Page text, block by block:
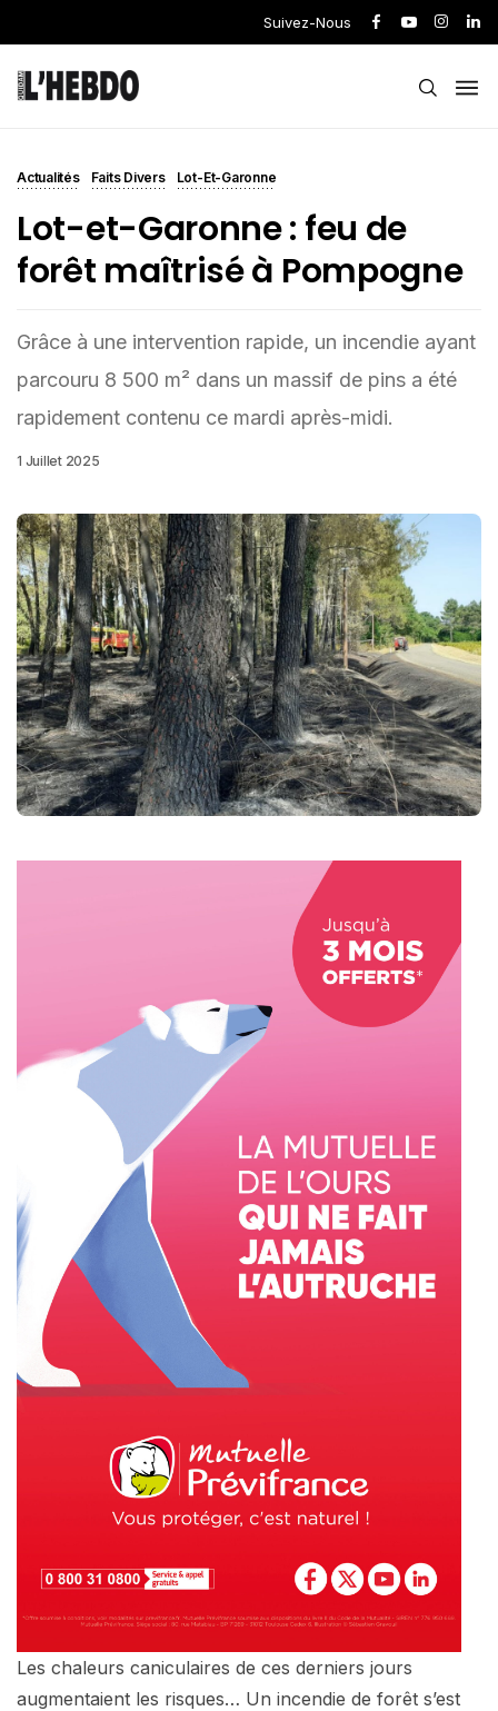
Suivez-Nous
Actualités Faits Divers Lot-Et-Garonne
Lot-et-Garonne : feu de
forêt maîtrisé à Pompogne
Grâce à une intervention rapide, un incendie ayant
parcouru 8 500 m² dans un massif de pins a été
rapidement contenu ce mardi après-midi.
1 Juillet 2025
Les chaleurs caniculaires de ces derniers jours
augmentaient les risques… Un incendie de forêt s’est